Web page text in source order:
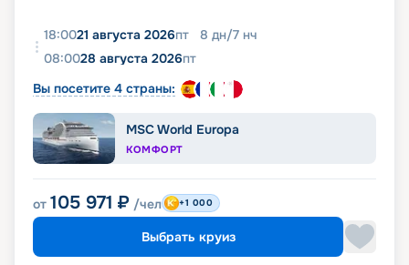
18:0021 августа 2026пт 8 дн/7 нч
08:0028 августа 2026пт
Вы посетите 4 страны:
MSC World Europa
КОМФОРТ
от 105 971 ₽ /чел +1 000
Выбрать круиз